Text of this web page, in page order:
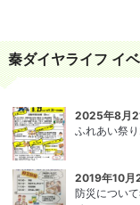
秦ダイヤライフ イ
2025年8月
ふれあい祭
2019年10月
防災につい